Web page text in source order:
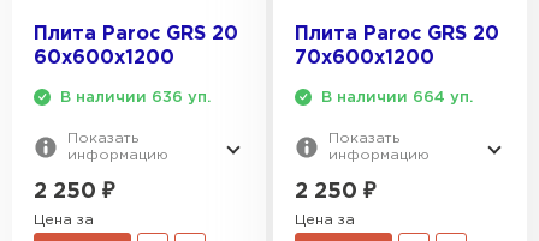
Плита Paroc GRS 20
60х600х1200
В наличии 636 уп.
Показать
информацию
2 250 ₽
Цена за
Плита Paroc GRS 20
70х600х1200
В наличии 664 уп.
Показать
информацию
2 250 ₽
Цена за
ПЕРЕЙТИ
Утеплитель Basfiber
ПЕРЕЙТИ
Утеплитель Basfiber